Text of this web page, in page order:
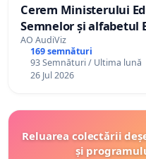
Cerem Ministerului
Semnelor și alfabetul
Republica Moldova!
AO AudiViz
169 semnături
93 Semnături / Ultima lună
26 Jul 2026
Reluarea colectării
și